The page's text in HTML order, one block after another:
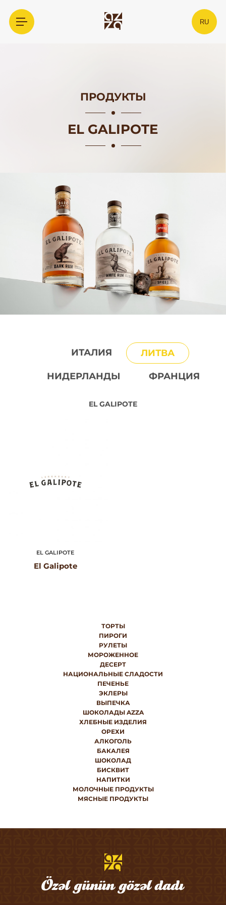
RU
ПРОДУКТЫ
EL GALIPOTE
ИТАЛИЯ ЛИТВА
НИДЕРЛАНДЫ ФРАНЦИЯ
EL GALIPOTE
EL GALIPOTE
El Galipote
ТОРТЫ
ПИРОГИ
РУЛЕТЫ
МОРОЖЕННОЕ
ДЕСЕРТ
НАЦИОНАЛЬНЫЕ СЛАДОСТИ
ПЕЧЕНЬЕ
ЭКЛЕРЫ
ВЫПЕЧКА
ШОКОЛАДЫ AZZA
ХЛЕБНЫЕ ИЗДЕЛИЯ
ОРЕХИ
АЛКОГОЛЬ
БАКАЛЕЯ
ШОКОЛАД
БИСКВИТ
НАПИТКИ
МОЛОЧНЫЕ ПРОДУКТЫ
МЯСНЫЕ ПРОДУКТЫ